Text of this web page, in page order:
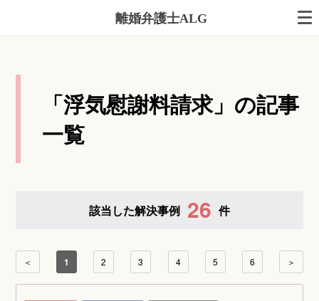
離婚弁護士ALG
「浮気慰謝料請求」の記事
一覧
該当した解決事例 26 件
＜ 1 2 3 4 5 6 ＞